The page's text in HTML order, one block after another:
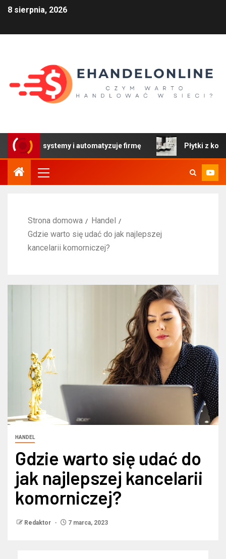
8 sierpnia, 2026
systemy i automatyzuje firmę Płytki z kolekcji
Strona domowa
Handel
Gdzie warto się udać do jak najlepszej
kancelarii komorniczej?
HANDEL
Gdzie warto się udać do
jak najlepszej kancelarii
komorniczej?
Redaktor 7 marca, 2023